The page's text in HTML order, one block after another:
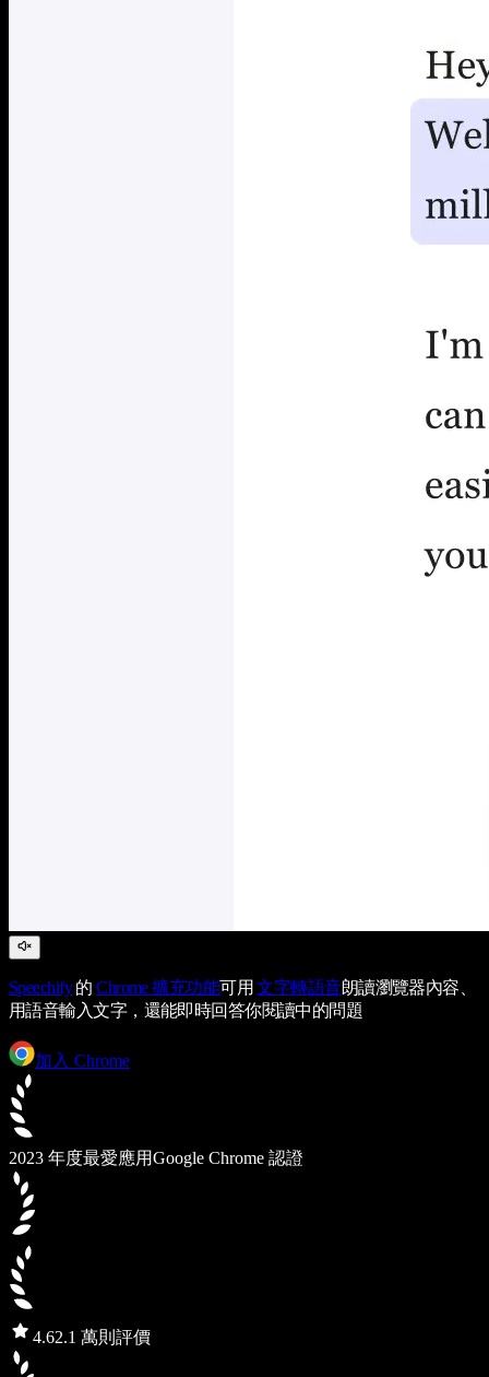
Speechify的Chrome 擴充功能可用文字轉語音朗讀瀏覽器內容、
用語音輸入文字，還能即時回答你閱讀中的問題
加入 Chrome
2023 年度最愛應用Google Chrome 認證
4.62.1 萬則評價